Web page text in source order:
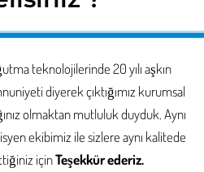
teknolojilerinde 20 yılı aşkın
diyerek çıktığımız kurumsal
olmaktan mutluluk duyduk. Aynı
ekibimiz ile sizlere aynı kalitede
içinTeşekkür ederiz.